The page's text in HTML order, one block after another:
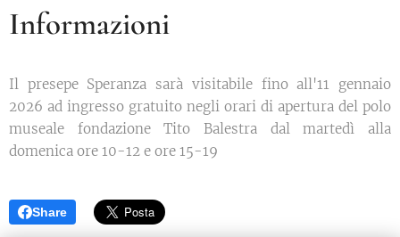
Informazioni
Il presepe Speranza sarà visitabile fino all'11 gennaio
2026 ad ingresso gratuito negli orari di apertura del polo
museale fondazione Tito Balestra dal martedì alla
domenica ore 10-12 e ore 15-19
Share